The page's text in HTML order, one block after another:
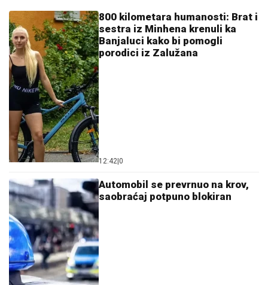
800 kilometara humanosti: Brat i
sestra iz Minhena krenuli ka
Banjaluci kako bi pomogli
porodici iz Zalužana
12:42 0
Automobil se prevrnuo na krov,
saobraćaj potpuno blokiran